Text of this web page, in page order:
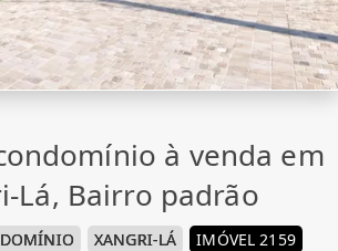
à venda em
Lá, Bairro padrão
XANGRI-LÁ IMÓVEL 2159